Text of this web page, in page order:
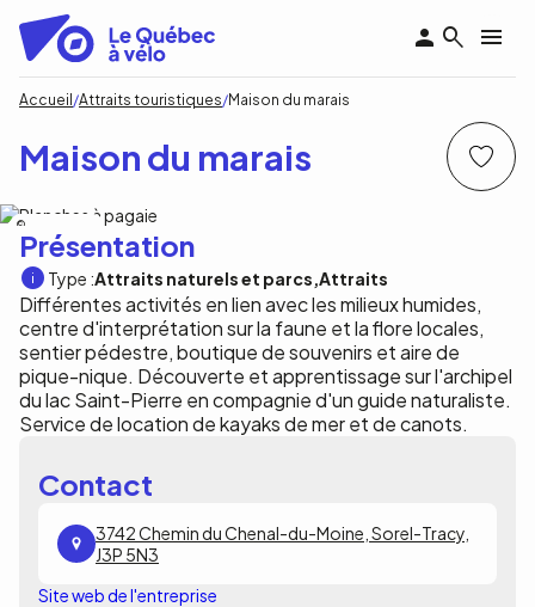
contenu
principal
Fil
d'Ariane
Accueil Attraits touristiques Maison du marais
Maison du marais
Présentation
Type :Attraits naturels et parcs Attraits
Différentes activités en lien avec les milieux humides,
centre d'interprétation sur la faune et la flore locales,
sentier pédestre, boutique de souvenirs et aire de
pique-nique. Découverte et apprentissage sur l'archipel
du lac Saint-Pierre en compagnie d'un guide naturaliste.
Service de location de kayaks de mer et de canots.
Contact
3742 Chemin du Chenal-du-Moine, Sorel-Tracy,
J3P 5N3
Site web de l'entreprise